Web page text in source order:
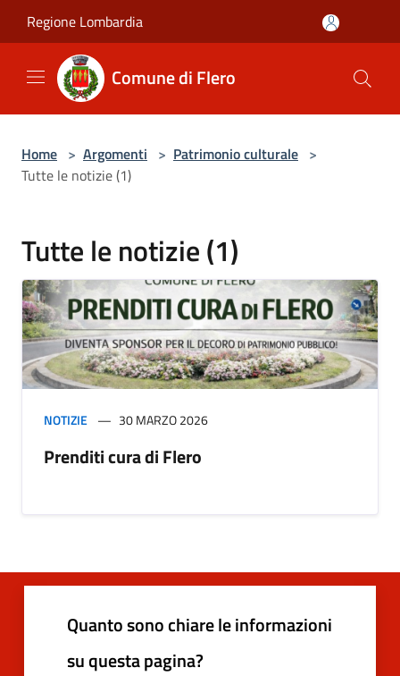
Regione Lombardia
Comune di Flero
Home > Argomenti > Patrimonio culturale >
Tutte le notizie (1)
Tutte le notizie (1)
NOTIZIE 30 MARZO 2026
Prenditi cura di Flero
Quanto sono chiare le informazioni
su questa pagina?